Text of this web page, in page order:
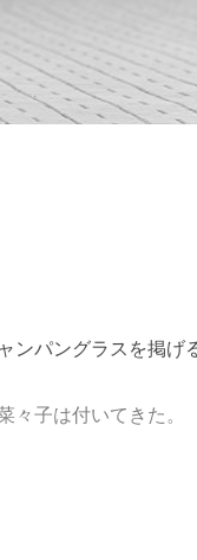
パングラスを掲げる
子は付いてきた。